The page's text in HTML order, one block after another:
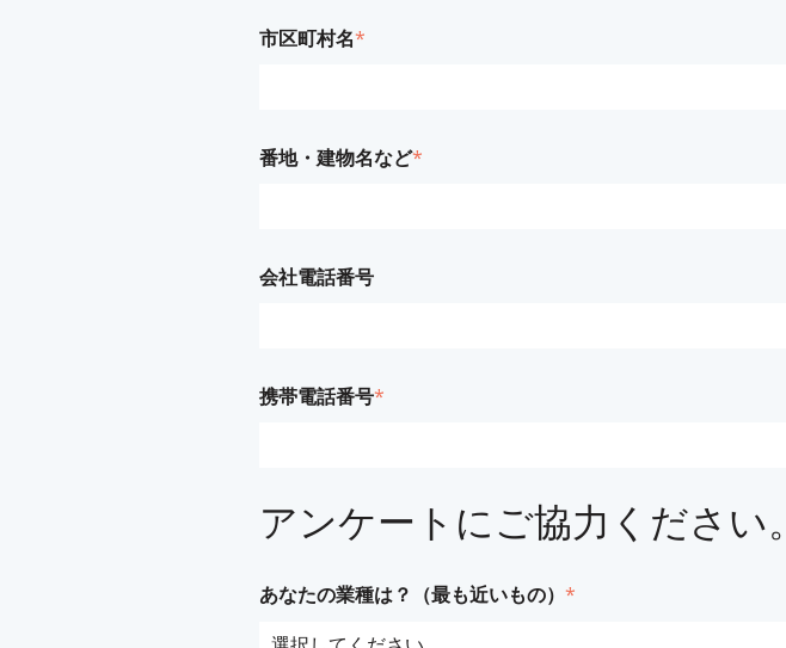
市区町村名*
番地・建物名など*
会社電話番号
携帯電話番号*
アンケートにご協力ください。
あなたの業種は？（最も近いもの） *